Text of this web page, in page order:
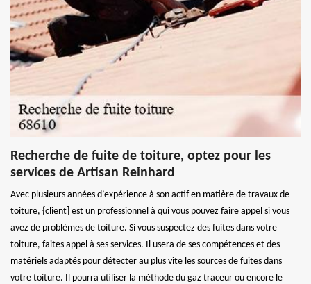
Recherche de fuite de toiture, optez pour les
services de Artisan Reinhard
Avec plusieurs années d’expérience à son actif en matière de travaux de
toiture, {client] est un professionnel à qui vous pouvez faire appel si vous
avez de problèmes de toiture. Si vous suspectez des fuites dans votre
toiture, faites appel à ses services. Il usera de ses compétences et des
matériels adaptés pour détecter au plus vite les sources de fuites dans
votre toiture. Il pourra utiliser la méthode du gaz traceur ou encore le